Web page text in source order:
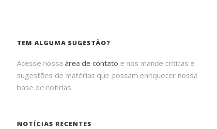
TEM ALGUMA SUGESTÃO?
Acesse nossa área de contato e nos mande críticas e
sugestões de matérias que possam enriquecer nossa
base de notícias.
NOTÍCIAS RECENTES